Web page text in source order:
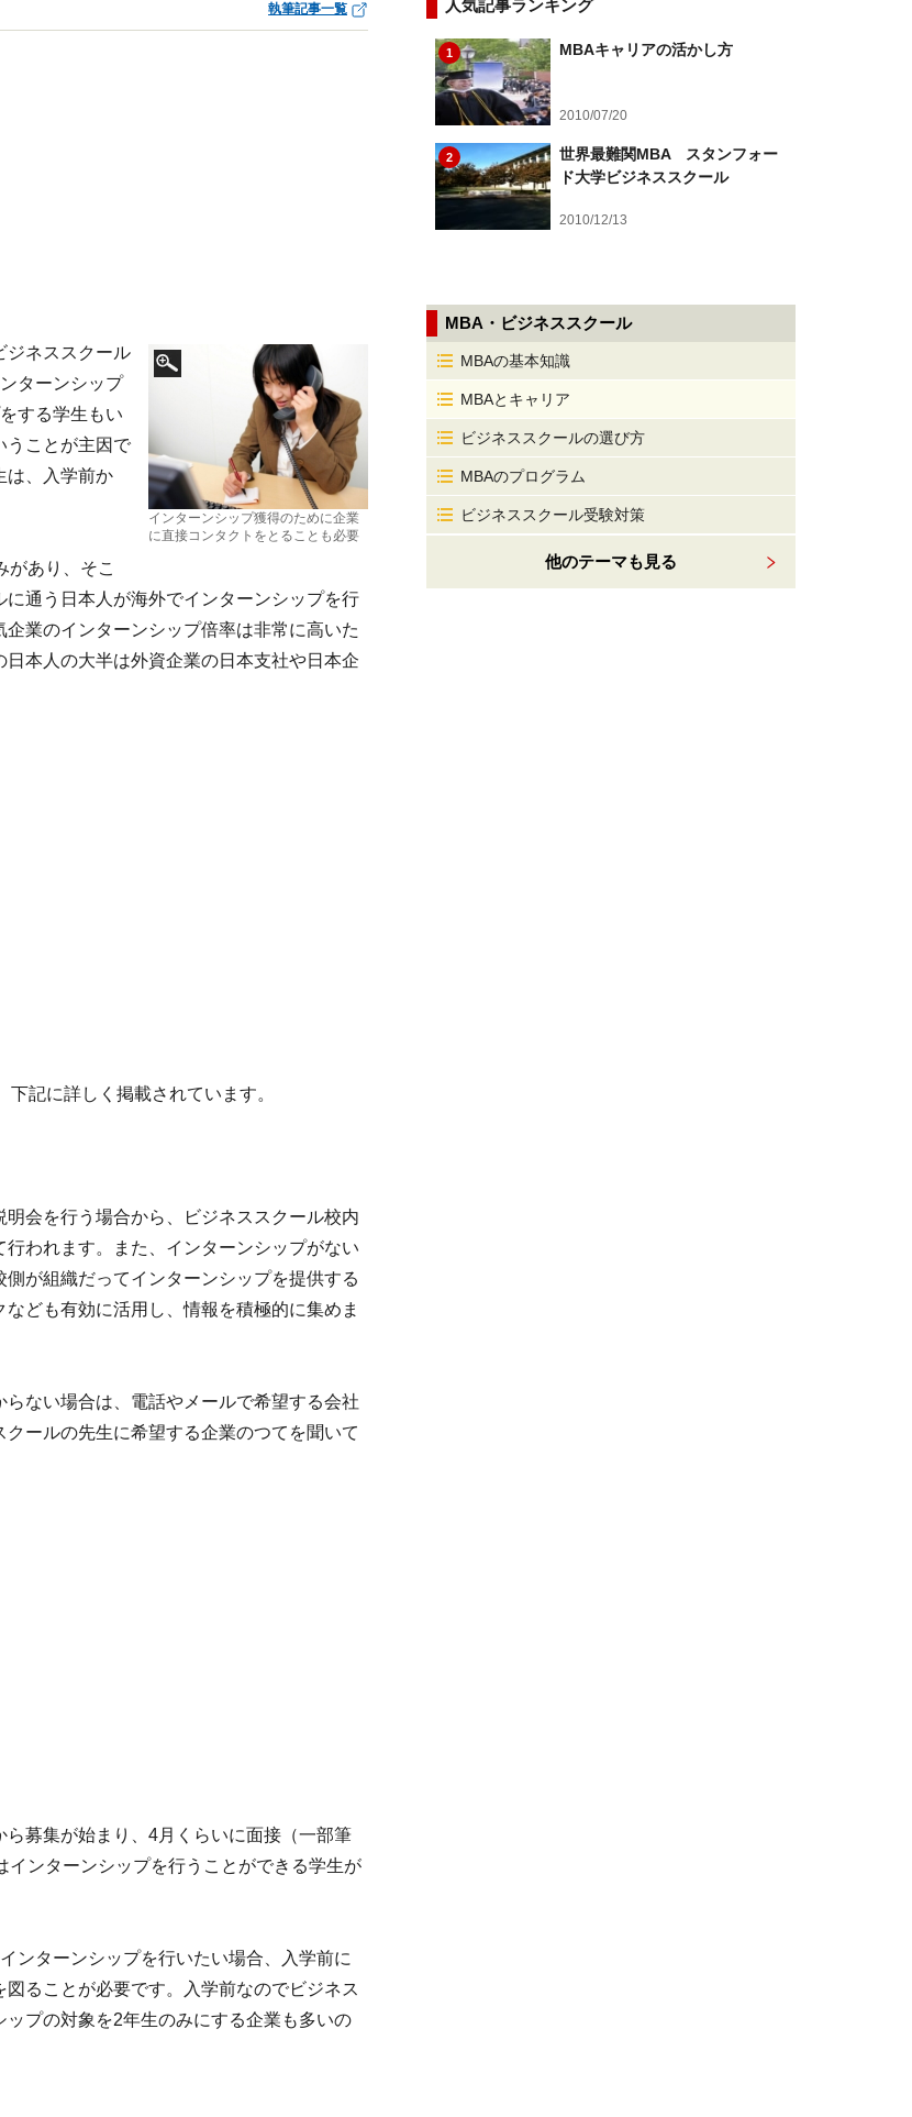
執筆記事一覧
インターンシップ獲得のために企業
に直接コンタクトをとることも必要
ジネススクール
ターンシップ
する学生もい
うことが主因で
は、入学前か
があり、そこ
通う日本人が海外でインターンシップを行
業のインターンシップ倍率は非常に高いた
本人の大半は外資企業の日本支社や日本企
記に詳しく掲載されています。
会を行う場合から、ビジネススクール校内
われます。また、インターンシップがない
が組織だってインターンシップを提供する
ども有効に活用し、情報を積極的に集めま
ない場合は、電話やメールで希望する会社
ールの先生に希望する企業のつてを聞いて
募集が始まり、4月くらいに面接（一部筆
ンターンシップを行うことができる学生が
ンターンシップを行いたい場合、入学前に
ることが必要です。入学前なのでビジネス
プの対象を2年生のみにする企業も多いの
人気記事ランキング
1 MBAキャリアの活かし方
2010/07/20
2
世界最難関MBA スタンフォー
ド大学ビジネススクール
2010/12/13
MBA・ビジネススクール
MBAの基本知識
MBAとキャリア
ビジネススクールの選び方
MBAのプログラム
ビジネススクール受験対策
他のテーマも見る